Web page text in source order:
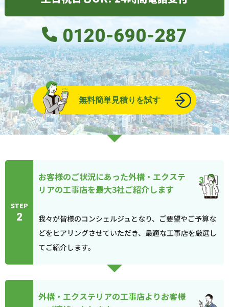
0120-690-287
無料簡単見積りを試す
STEP
2
お客様のご状況にあった外構・エクステ
リアの工事店を最大3社ご紹介します
我々が皆様のコンシェルジュとなり、ご要望やご予算な
どをヒアリングさせていただき、最適な工事店を厳選し
てご紹介します。
外構・エクステリアの工事店よりお客様